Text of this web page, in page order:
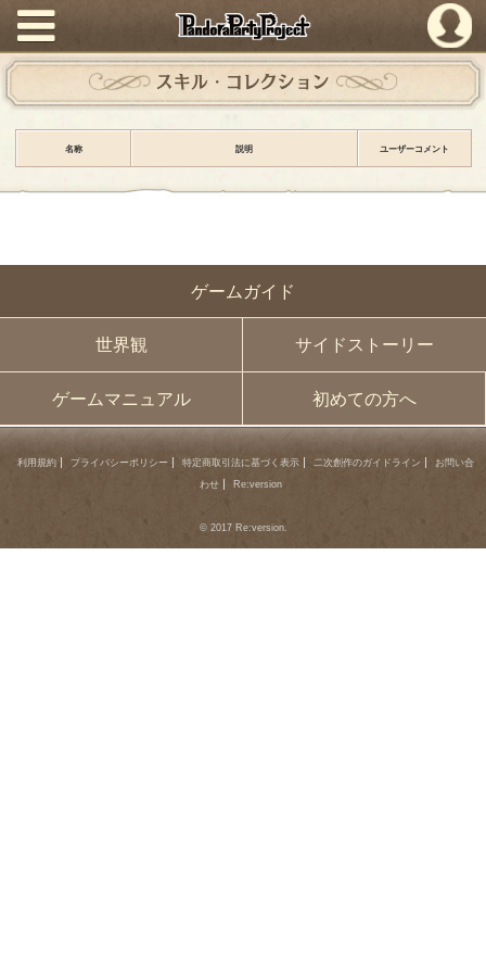
PandoraPartyProject
ゲームガイド
世界観 サイドストーリー
ゲームマニュアル 初めての方へ
スキル・コレクション
名称 説明 ユーザーコメント
利用規約 プライバシーポリシー 特定商取引法に基づく表示 二次創作のガイドライン
お問い合
わせ
Re:version
© 2017 Re:version.